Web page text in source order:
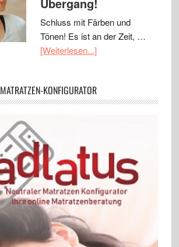
Schluss mit Färben und
Tönen! Es ist an der Zeit, …
[Weiterlesen...]
MATRATZEN-KONFIGURATOR